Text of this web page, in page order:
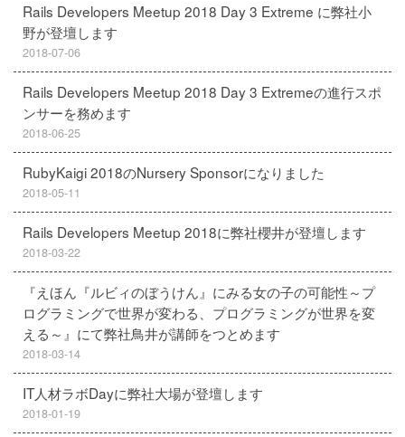
Rails Developers Meetup 2018 Day 3 Extreme に弊社小
野が登壇します
2018-07-06
Rails Developers Meetup 2018 Day 3 Extremeの進行スポ
ンサーを務めます
2018-06-25
RubyKaigi 2018のNursery Sponsorになりました
2018-05-11
Rails Developers Meetup 2018に弊社櫻井が登壇します
2018-03-22
『えほん『ルビィのぼうけん』にみる女の子の可能性～プ
ログラミングで世界が変わる、プログラミングが世界を変
える～』にて弊社鳥井が講師をつとめます
2018-03-14
IT人材ラボDayに弊社大場が登壇します
2018-01-19